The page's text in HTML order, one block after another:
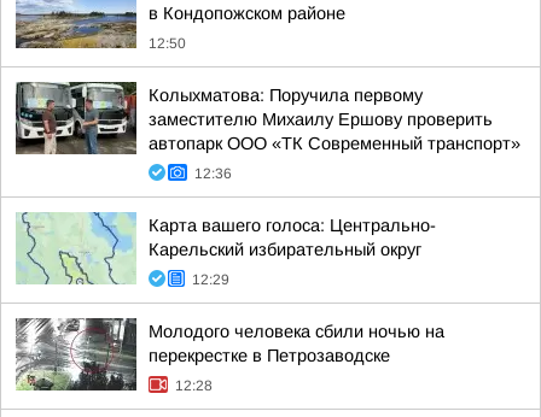
в Кондопожском районе
12:50
Колыхматова: Поручила первому
заместителю Михаилу Ершову проверить
автопарк ООО «ТК Современный транспорт»
12:36
Карта вашего голоса: Центрально-
Карельский избирательный округ
12:29
Молодого человека сбили ночью на
перекрестке в Петрозаводске
12:28